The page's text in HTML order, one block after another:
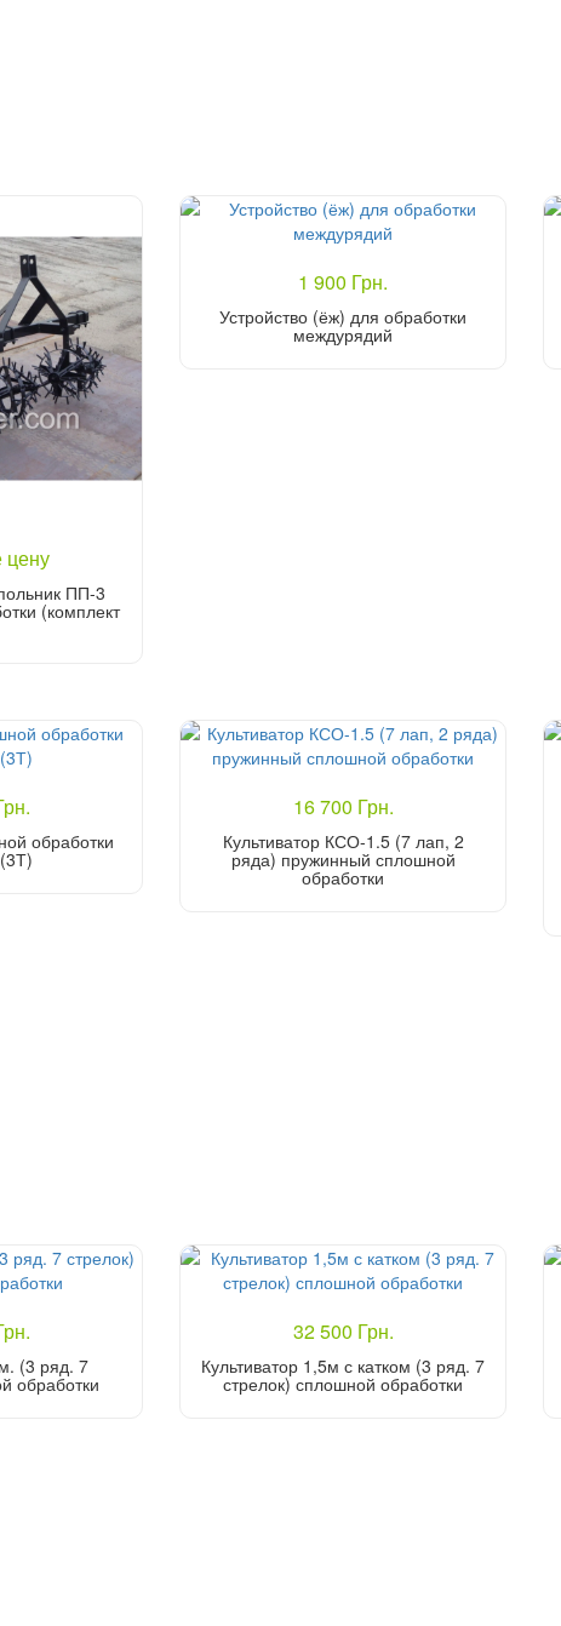
цену
ПП-3
(комплект
1 900 Грн.
Устройство (ёж) для обработки
междурядий
обработки
16 700 Грн.
Культиватор КСО-1.5 (7 лап, 2
ряда) пружинный сплошной
обработки
(3 ряд. 7
обработки
32 500 Грн.
Культиватор 1,5м с катком (3 ряд. 7
стрелок) сплошной обработки